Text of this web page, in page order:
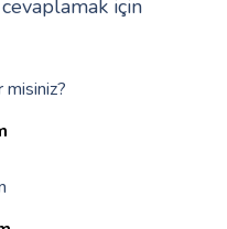
için
misiniz?